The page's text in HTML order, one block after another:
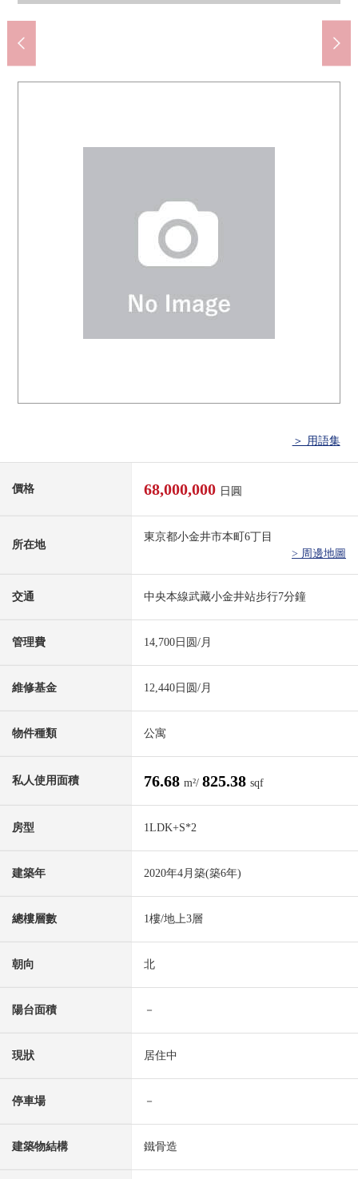
＞ 用語集
價格 68,000,000 日圓
所在地
東京都小金井市本町6丁目
> 周邊地圖
交通 中央本線武藏小金井站步行7分鐘
管理費 14,700日圆/月
維修基金 12,440日圆/月
物件種類 公寓
私人使用面積 76.68 m²/ 825.38 sqf
房型 1LDK+S*2
建築年 2020年4月築(築6年)
總樓層數 1樓/地上3層
朝向 北
陽台面積 －
現狀 居住中
停車場 －
建築物結構 鐵骨造